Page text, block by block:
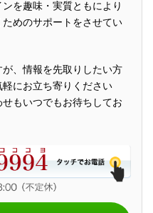
を趣味・実質ともにより
めのサポートをさせてい
、情報を先取りしたい方
にお立ち寄りください
せもいつでもお待ちしてお